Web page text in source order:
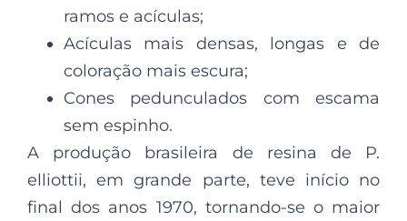
ramos e acículas;
Acículas mais densas, longas e de
coloração mais escura;
Cones pedunculados com escama
sem espinho.
A produção brasileira de resina de P.
elliottii, em grande parte, teve início no
final dos anos 1970, tornando-se o maior